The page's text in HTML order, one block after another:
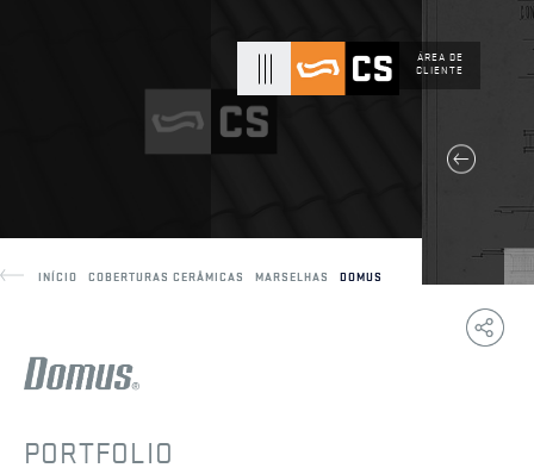
ÁREA DE
CLIENTE
INÍCIO COBERTURAS CERÂMICAS MARSELHAS DOMUS
Copy
Link
PORTFOLIO